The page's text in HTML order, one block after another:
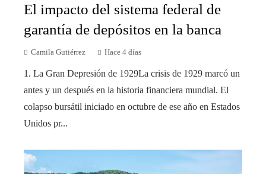
El impacto del sistema federal de
garantía de depósitos en la banca
Camila Gutiérrez Hace 4 días
1. La Gran Depresión de 1929La crisis de 1929 marcó un
antes y un después en la historia financiera mundial. El
colapso bursátil iniciado en octubre de ese año en Estados
Unidos pr...